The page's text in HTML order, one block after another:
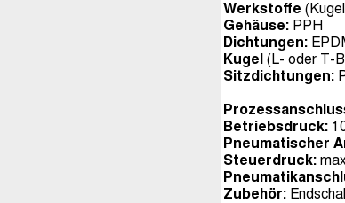
Werkstoffe
Gehäuse: PPH
Dichtungen:
Kugel (L- oder T-
Sitzdichtungen:
Betriebsdruck:
Pneumatischer
Steuerdruck:
Zubehör: